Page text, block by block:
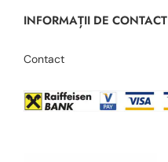
INFORMAȚII DE CONTACT
Contact